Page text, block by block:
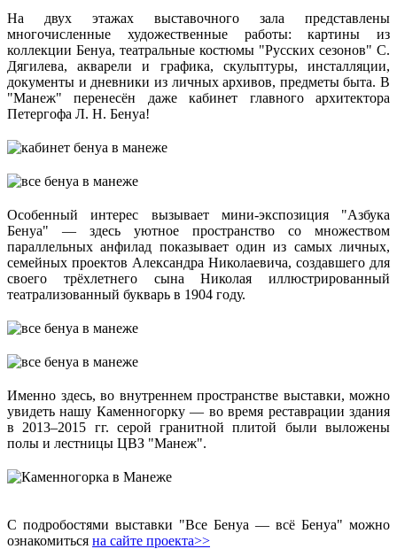
На двух этажах выставочного зала представлены
многочисленные художественные работы: картины из
коллекции Бенуа, театральные костюмы "Русских сезонов" С.
Дягилева, акварели и графика, скульптуры, инсталляции,
документы и дневники из личных архивов, предметы быта. В
"Манеж" перенесён даже кабинет главного архитектора
Петергофа Л. Н. Бенуа!
Особенный интерес вызывает мини-экспозиция "Азбука
Бенуа" — здесь уютное пространство со множеством
параллельных анфилад показывает один из самых личных,
семейных проектов Александра Николаевича, создавшего для
своего трёхлетнего сына Николая иллюстрированный
театрализованный букварь в 1904 году.
Именно здесь, во внутреннем пространстве выставки, можно
увидеть нашу Каменногорку — во время реставрации здания
в 2013–2015 гг. серой гранитной плитой были выложены
полы и лестницы ЦВЗ "Манеж".
С подробостями выставки "Все Бенуа — всё Бенуа" можно
ознакомиться на сайте проекта>>